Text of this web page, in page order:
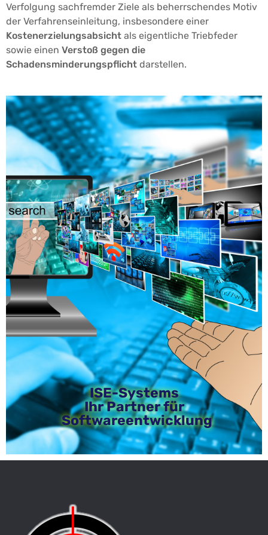
Verfolgung sachfremder Ziele als beherrschendes Motiv
der Verfahrenseinleitung, insbesondere einer
Kostenerzielungsabsicht als eigentliche Triebfeder
sowie einen Verstoß gegen die
Schadensminderungspflicht darstellen.
ISE-Systems
Ihr Partner für
Softwareentwicklung